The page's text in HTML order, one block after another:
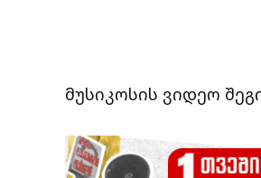
მუსიკოსის ვიდეო